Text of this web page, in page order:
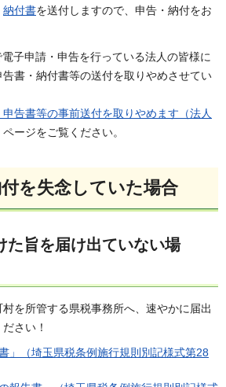
納付書を送付しますので、申告・納付をお
子申請・申告を行っている法人の皆様に
書・納付書等の送付を取りやめさせてい
告書等の事前送付を取りやめます（法人
ページをご覧ください。
を失念していた場合
た旨を届け出ていない場
を所管する県税事務所へ、速やかに届出
さい！
」（埼玉県税条例施行規則別記様式第28